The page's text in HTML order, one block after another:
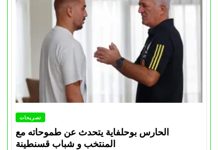
تصريحات
الحارس بوحلفاية يتحدث عن طموحاته مع
المنتخب و شباب قسنطينة